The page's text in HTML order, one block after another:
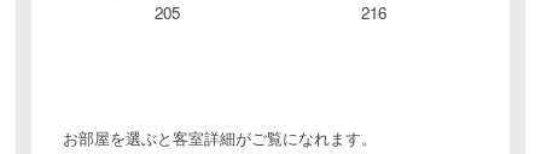
205 216
お部屋を選ぶと客室詳細がご覧になれます。